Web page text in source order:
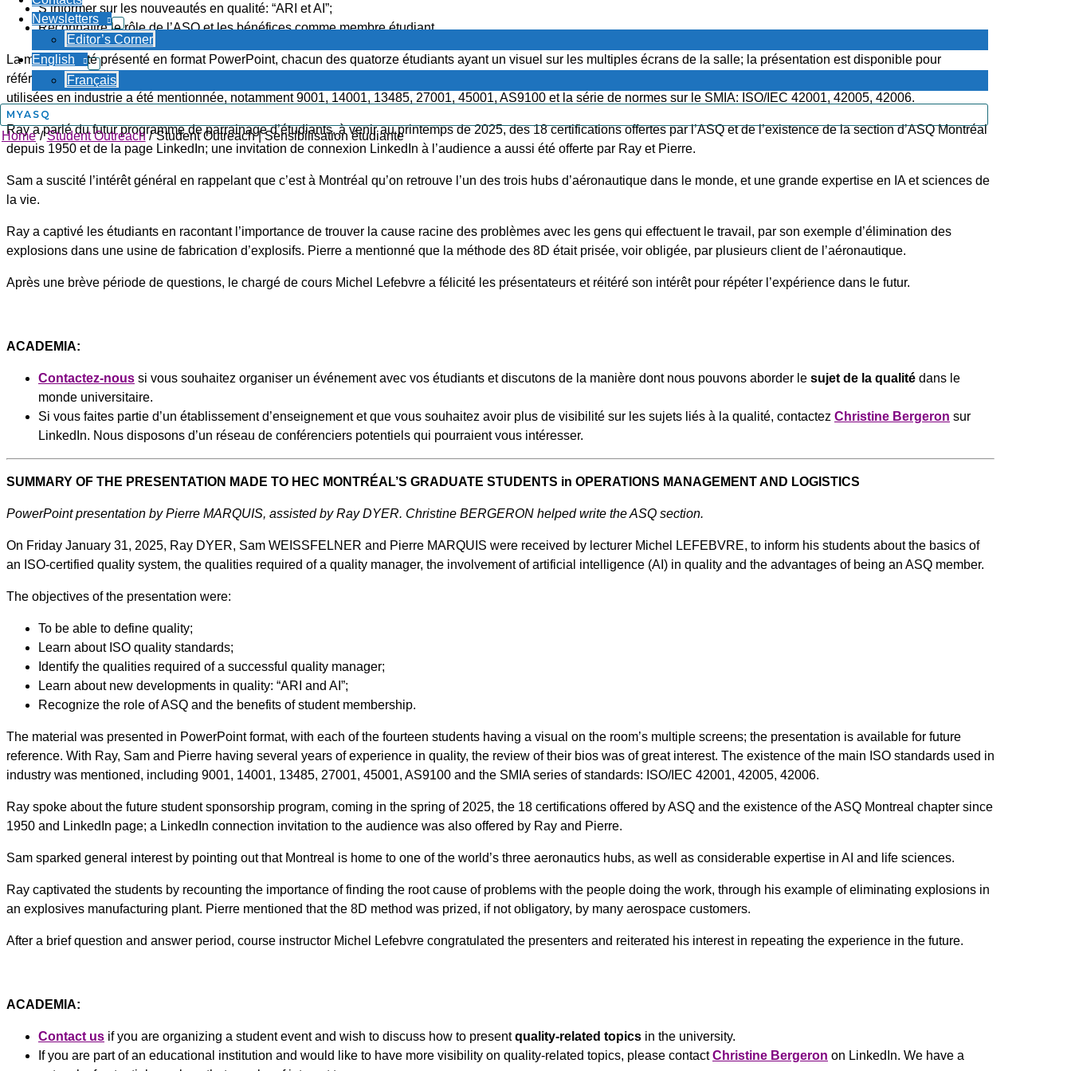
Newsletters
Editor’s Corner
English
Français
MYASQ
Home Student Outreach Student Outreach | Sensibilisation étudiante
S’informer sur les nouveautés en qualité: “ARI et AI”;
Reconnaître le rôle de l’ASQ et les bénéfices comme membre étudiant.
La matière a été présenté en format PowerPoint, chacun des quatorze étudiants ayant un visuel sur les multiples écrans de la salle; la présentation est disponible pour
référence future. Ray, Sam et Pierre ayant plusieurs années d’expérience en qualité, la revue de leur bios a suscité un intérêt marqué. L’existence des principales normes ISO
utilisées en industrie a été mentionnée, notamment 9001, 14001, 13485, 27001, 45001, AS9100 et la série de normes sur le SMIA: ISO/IEC 42001, 42005, 42006.
Ray a parlé du futur programme de parrainage d’étudiants, à venir au printemps de 2025, des 18 certifications offertes par l’ASQ et de l’existence de la section d’ASQ Montréal
depuis 1950 et de la page LinkedIn; une invitation de connexion LinkedIn à l’audience a aussi été offerte par Ray et Pierre.
Sam a suscité l’intérêt général en rappelant que c’est à Montréal qu’on retrouve l’un des trois hubs d’aéronautique dans le monde, et une grande expertise en IA et sciences de
la vie.
Ray a captivé les étudiants en racontant l’importance de trouver la cause racine des problèmes avec les gens qui effectuent le travail, par son exemple d’élimination des
explosions dans une usine de fabrication d’explosifs. Pierre a mentionné que la méthode des 8D était prisée, voir obligée, par plusieurs client de l’aéronautique.
Après une brève période de questions, le chargé de cours Michel Lefebvre a félicité les présentateurs et réitéré son intérêt pour répéter l’expérience dans le futur.
ACADEMIA:
Contactez-nous si vous souhaitez organiser un événement avec vos étudiants et discutons de la manière dont nous pouvons aborder le sujet de la qualité dans le
monde universitaire.
Si vous faites partie d’un établissement d’enseignement et que vous souhaitez avoir plus de visibilité sur les sujets liés à la qualité, contactez Christine Bergeron sur
LinkedIn. Nous disposons d’un réseau de conférenciers potentiels qui pourraient vous intéresser.
SUMMARY OF THE PRESENTATION MADE TO HEC MONTRÉAL’S GRADUATE STUDENTS in OPERATIONS MANAGEMENT AND LOGISTICS
PowerPoint presentation by Pierre MARQUIS, assisted by Ray DYER. Christine BERGERON helped write the ASQ section.
On Friday January 31, 2025, Ray DYER, Sam WEISSFELNER and Pierre MARQUIS were received by lecturer Michel LEFEBVRE, to inform his students about the basics of
an ISO-certified quality system, the qualities required of a quality manager, the involvement of artificial intelligence (AI) in quality and the advantages of being an ASQ member.
The objectives of the presentation were:
To be able to define quality;
Learn about ISO quality standards;
Identify the qualities required of a successful quality manager;
Learn about new developments in quality: “ARI and AI”;
Recognize the role of ASQ and the benefits of student membership.
The material was presented in PowerPoint format, with each of the fourteen students having a visual on the room’s multiple screens; the presentation is available for future
reference. With Ray, Sam and Pierre having several years of experience in quality, the review of their bios was of great interest. The existence of the main ISO standards used in
industry was mentioned, including 9001, 14001, 13485, 27001, 45001, AS9100 and the SMIA series of standards: ISO/IEC 42001, 42005, 42006.
Ray spoke about the future student sponsorship program, coming in the spring of 2025, the 18 certifications offered by ASQ and the existence of the ASQ Montreal chapter since
1950 and LinkedIn page; a LinkedIn connection invitation to the audience was also offered by Ray and Pierre.
Sam sparked general interest by pointing out that Montreal is home to one of the world’s three aeronautics hubs, as well as considerable expertise in AI and life sciences.
Ray captivated the students by recounting the importance of finding the root cause of problems with the people doing the work, through his example of eliminating explosions in
an explosives manufacturing plant. Pierre mentioned that the 8D method was prized, if not obligatory, by many aerospace customers.
After a brief question and answer period, course instructor Michel Lefebvre congratulated the presenters and reiterated his interest in repeating the experience in the future.
ACADEMIA:
Contact us if you are organizing a student event and wish to discuss how to presentquality-related topics in the university.
If you are part of an educational institution and would like to have more visibility on quality-related topics, please contactChristine Bergeron on LinkedIn. We have a